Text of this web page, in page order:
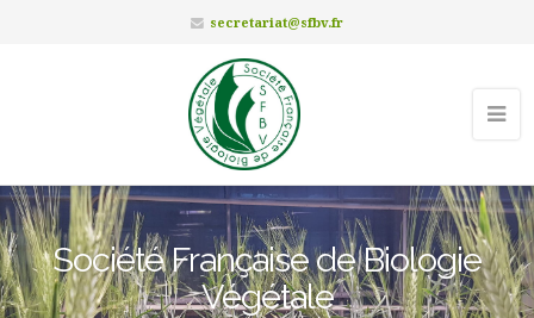
secretariat@sfbv.fr
Société Française de Biologie
Végétale